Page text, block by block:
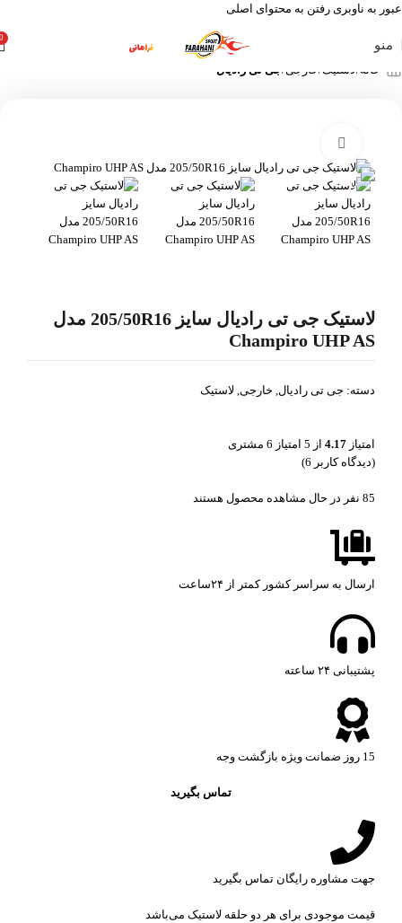
عبور به ناوبری رفتن به محتوای اصلی
منو
خانه لاستیک خارجی جی تی رادیال
لاستیک جی تی رادیال سایز 205/50R16 مدل
Champiro UHP AS
دسته: جی تی رادیال, خارجی, لاستیک
امتیاز 4.17 از 5 امتیاز 6 مشتری
(دیدگاه کاربر 6
)
85 نفر در حال مشاهده محصول هستند
ارسال به سراسر کشور کمتر از ۲۴ساعت
پشتیبانی ۲۴ ساعته​
15 روز ضمانت ویژه بازگشت وجه
تماس بگیرید
جهت مشاوره رایگان تماس بگیرید
قیمت موجودی برای هر دو حلقه لاستیک می‌باشد